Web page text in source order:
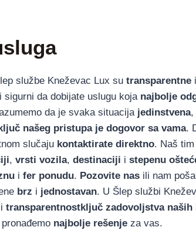
službe Kneževac Lux su transparentne i
sigurni da dobijate uslugu koja najbolje
da je svaka situacija jedinstvena,
ključ našeg pristupa je dogovor sa vama.
slučaju kontaktirate direktno. Naš
, vrsti vozila, destinaciji i stepenu
i fer ponudu. Pozovite nas ili nam
brz i jednostavan. U Šlep službi
transparentnostključ zadovoljstva naših
najbolje rešenje za vas.